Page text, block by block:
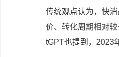
传统观点认为，快
价、转化周期相对
tGPT也提到，2023